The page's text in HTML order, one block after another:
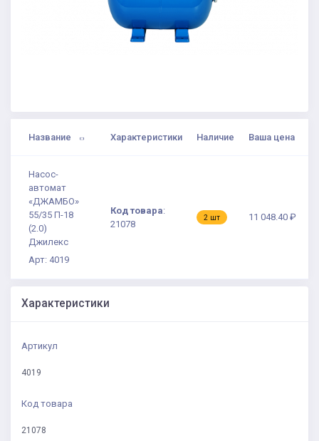
Название Характеристики Наличие Ваша цена
Насос-
автомат
«ДЖАМБО»
55/35 П-18
(2.0)
Джилекс
Арт: 4019
Код товара:
21078
2 шт 11 048.40 ₽
Характеристики
Артикул
4019
Код товара
21078